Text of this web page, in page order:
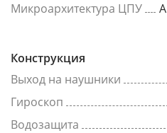
Микроархитектура ЦПУ
Конструкция
Выход на наушники
Гироскоп
Водозащита